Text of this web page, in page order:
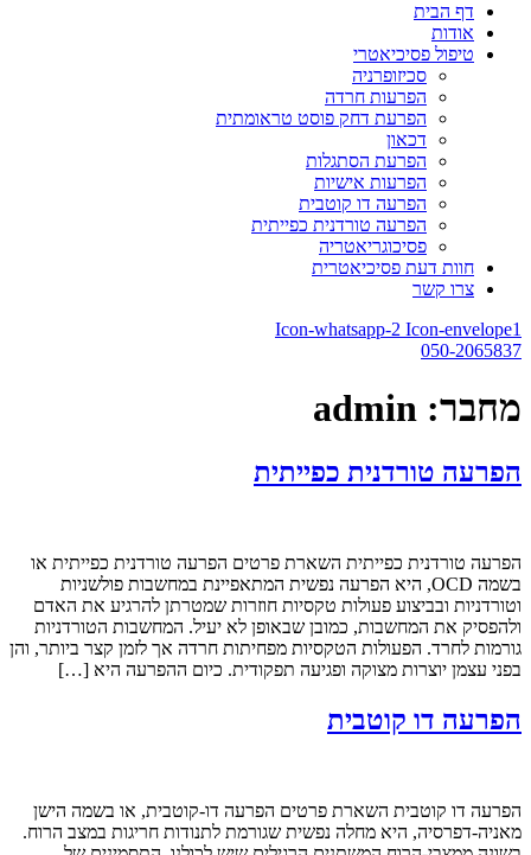
דף הבית
אודות
טיפול פסיכיאטרי
סכיזופרניה
הפרעות חרדה
הפרעת דחק פוסט טראומתית
דכאון
הפרעת הסתגלות
הפרעות אישיות
הפרעה דו קוטבית
הפרעה טורדנית כפייתית
פסיכוגריאטריה
חוות דעת פסיכיאטרית
צרו קשר
Icon-whatsapp-2 Icon-envelope1
050-2065837⁩
מחבר: admin
הפרעה טורדנית כפייתית
הפרעה טורדנית כפייתית השארת פרטים הפרעה טורדנית כפייתית או
בשמה OCD, היא הפרעה נפשית המתאפיינת במחשבות פולשניות
וטורדניות ובביצוע פעולות טקסיות חוזרות שמטרתן להרגיע את האדם
ולהפסיק את המחשבות, כמובן שבאופן לא יעיל. המחשבות הטורדניות
גורמות לחרד. הפעולות הטקסיות מפחיתות חרדה אך לזמן קצר ביותר, והן
בפני עצמן יוצרות מצוקה ופגיעה תפקודית. כיום ההפרעה היא […]
הפרעה דו קוטבית
הפרעה דו קוטבית השארת פרטים הפרעה דו-קוטבית, או בשמה הישן
מאניה-דפרסיה, היא מחלה נפשית שגורמת לתנודות חריגות במצב הרוח.